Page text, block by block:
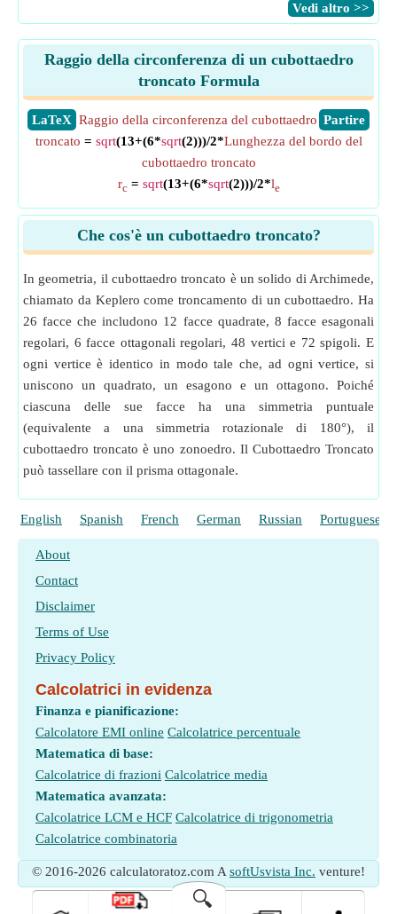
​Vedi altro >>
Raggio della circonferenza di un cubottaedro
troncato Formula
​LaTeX ​Partire
Raggio della circonferenza del cubottaedro
troncato = sqrt(13+(6*sqrt(2)))/2*Lunghezza del bordo del
cubottaedro troncato
rc= sqrt(13+(6*sqrt(2)))/2*le
Che cos'è un cubottaedro troncato?
In geometria, il cubottaedro troncato è un solido di Archimede,
chiamato da Keplero come troncamento di un cubottaedro. Ha
26 facce che includono 12 facce quadrate, 8 facce esagonali
regolari, 6 facce ottagonali regolari, 48 vertici e 72 spigoli. E
ogni vertice è identico in modo tale che, ad ogni vertice, si
uniscono un quadrato, un esagono e un ottagono. Poiché
ciascuna delle sue facce ha una simmetria puntuale
(equivalente a una simmetria rotazionale di 180°), il
cubottaedro troncato è uno zonoedro. Il Cubottaedro Troncato
può tassellare con il prisma ottagonale.
English Spanish French German Russian Portuguese
About
Contact
Disclaimer
Terms of Use
Privacy Policy
Calcolatrici in evidenza
Finanza e pianificazione:
Calcolatore EMI online Calcolatrice percentuale
Matematica di base:
Calcolatrice di frazioni Calcolatrice media
Matematica avanzata:
Calcolatrice LCM e HCF Calcolatrice di trigonometria
Calcolatrice combinatoria
© 2016-2026 calculatoratoz.com A softUsvista Inc. venture!
🔍